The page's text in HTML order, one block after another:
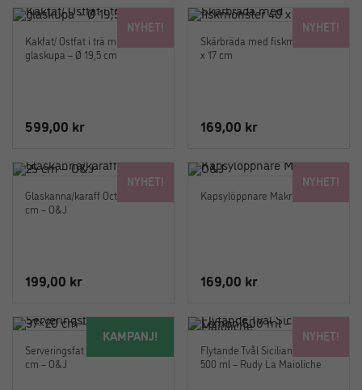
priset
749,00 kr.
priset
är:
599,00 kr.
NYHET!
Kakfat/ Ostfat i trä med
glaskupa – Ø 19,5 cm
599,00 kr
NYHET!
Skärbräda med fiskmönster 40
x 17 cm
169,00 kr
NYHET!
Glaskanna/karaff Octavia 25
cm – O&J
199,00 kr
NYHET!
Kapsylöppnare Makrill – O&J
169,00 kr
KAMPANJ!
Serveringsfat i stengods 37×20
cm – O&J
NYHET!
Flytande Tvål Sicilian Lemon
500 ml – Rudy La Maioliche